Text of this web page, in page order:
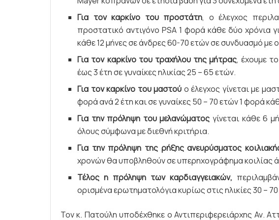
Για τον καρκίνο του προστάτη, ο έλεγχος
προστατικό αντιγόνο PSA 1 φορά κάθε δύο χρόνια
κάθε 12 μήνες σε άνδρες 60-70 ετών σε συνδυασμό με
Για τον καρκίνο του τραχήλου της μήτρας, έχουμε
έως 3 έτη σε γυναίκες ηλικίας 25 – 65 ετών.
Για τον καρκίνο του μαστού ο έλεγχος γίνεται με
φορά ανά 2 έτη και σε γυναίκες 50 – 70 ετών 1 φορά
Για την πρόληψη του μελανώματος γίνεται κάθε 6
όλους σύμφωνα με διεθνή κριτήρια.
Για την πρόληψη της ρήξης ανευρύσματος
χρονών θα υποβληθούν σε υπερηχογράφημα κοιλίας
Τέλος η πρόληψη των καρδιαγγειακών,
ορισμένα ερωτηματολόγια κυρίως στις ηλικίες 30 –
Τον κ. Πατούλη υποδέχθηκε ο Αντιπεριφερειάρχης Αν.